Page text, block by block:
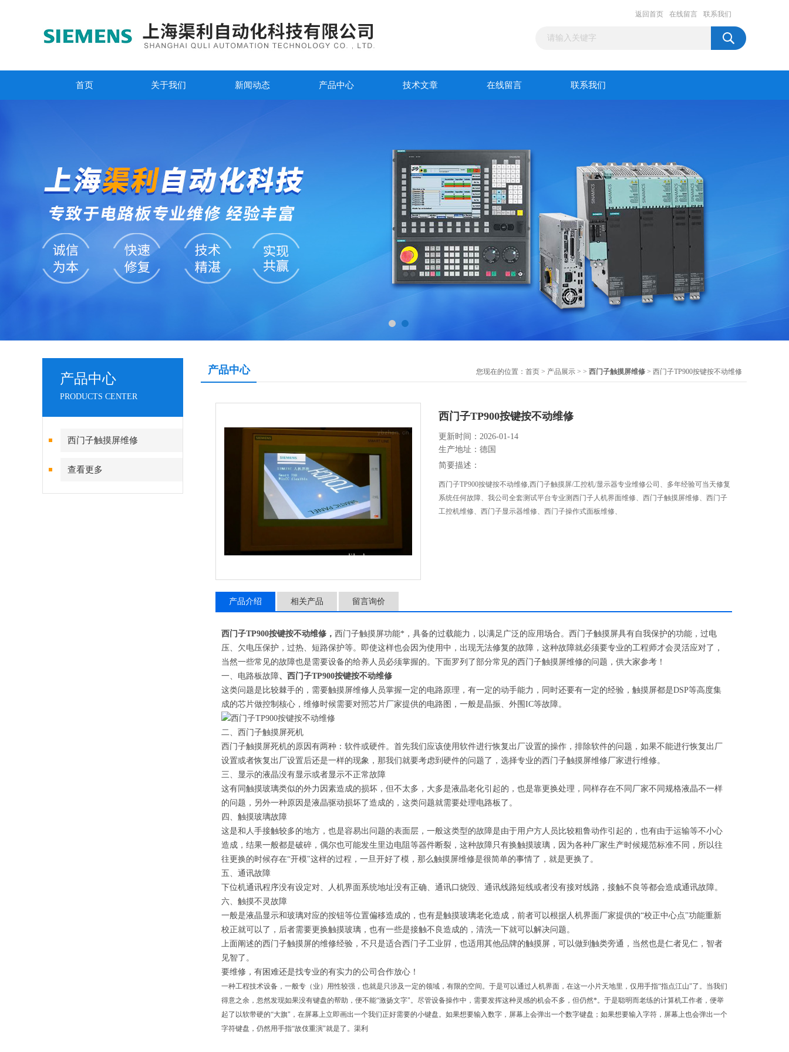
返回首页 在线留言 联系我们
首页 关于我们 新闻动态 产品中心 技术文章 在线留言 联系我们
产品中心
PRODUCTS CENTER
西门子触摸屏维修
查看更多
产品中心 您现在的位置： 首页 > 产品展示 > > 西门子触摸屏维修 > 西门子TP900按键按不动维修
西门子TP900按键按不动维修
更新时间：2026-01-14
生产地址：德国
简要描述：
西门子TP900按键按不动维修,西门子触摸屏/工控机/显示器专业维修公司、多年经验可当天修复
系统任何故障、我公司全套测试平台专业测西门子人机界面维修、西门子触摸屏维修、西门子
工控机维修、西门子显示器维修、西门子操作式面板维修、
产品介绍 相关产品 留言询价
西门子TP900按键按不动维修， 西门子触摸屏功能*，具备的过载能力，以满足广泛的应用场合。西门子触摸屏具有自我保护的功能，过电
压、欠电压保护，过热、短路保护等。即使这样也会因为使用中，出现无法修复的故障，这种故障就必须要专业的工程师才会灵活应对了，
当然一些常见的故障也是需要设备的给养人员必须掌握的。下面罗列了部分常见的西门子触摸屏维修的问题，供大家参考！
一、电路板故障、 西门子TP900按键按不动维修
这类问题是比较棘手的，需要触摸屏维修人员掌握一定的电路原理，有一定的动手能力，同时还要有一定的经验，触摸屏都是DSP等高度集
成的芯片做控制核心，维修时候需要对照芯片厂家提供的电路图，一般是晶振、外围 IC等故障。
二、西门子触摸屏死机
西门子触摸屏死机的原因有两种：软件或硬件。首先我们应该使用软件进行恢复出厂设置的操作，排除软件的问题，如果不能进行恢复出厂
设置或者恢复出厂设置后还是一样的现象，那我们就要考虑到硬件的问题了，选择专业的西门子触摸屏维修厂家进行维修。
三、显示的液晶没有显示或者显示不正常故障
这有同触摸玻璃类似的外力因素造成的损坏，但不太多，大多是液晶老化引起的，也是靠更换处理，同样存在不同厂家不同规格液晶不一样
的问题，另外一种原因是液晶驱动损坏了造成的，这类问题就需要处理电路板了。
四、触摸玻璃故障
这是和人手接触较多的地方，也是容易出问题的表面层，一般这类型的故障是由于用户方人员比较粗鲁动作引起的，也有由于运输等不小心
造成，结果一般都是破碎，偶尔也可能发生里边电阻等器件断裂，这种故障只有换触摸玻璃，因为各种厂家生产时候规范标准不同，所以往
往更换的时候存在“开模"这样的过程，一旦开好了模，那么触摸屏维修是很简单的事情了，就是更换了。
五、通讯故障
下位机通讯程序没有设定对、人机界面系统地址没有正确、通讯口烧毁、通讯线路短线或者没有接对线路，接触不良等都会造成通讯故障。
六、触摸不灵故障
一般是液晶显示和玻璃对应的按钮等位置偏移造成的，也有是触摸玻璃老化造成，前者可以根据人机界面厂家提供的“校正中心点"功能重新
校正就可以了，后者需要更换触摸玻璃，也有一些是接触不良造成的，清洗一下就可以解决问题。
上面阐述的西门子触摸屏的维修经验，不只是适合西门子工业屛，也适用其他品牌的触摸屏，可以做到触类旁通，当然也是仁者见仁，智者
见智了。
要维修，有困难还是找专业的有实力的公司合作放心！
一种工程技术设备，一般专（业）用性较强，也就是只涉及一定的领域，有限的空间。于是可以通过人机界面，在这一小片天地里，仅用手指“指点江山"了。当我们
得意之余，忽然发现如果没有键盘的帮助，便不能“激扬文字"。尽管设备操作中，需要发挥这种灵感的机会不多，但仍然*。于是聪明而老练的计算机工作者，便举
起了以软带硬的“大旗"，在屏幕上立即画出一个我们正好需要的小键盘。如果想要输入数字，屏幕上会弹出一个数字键盘；如果想要输入字符，屏幕上也会弹出一个
字符键盘，仍然用手指“故伎重演"就是了。渠利